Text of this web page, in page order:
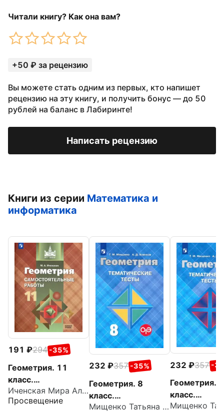
Читали книгу? Как она вам?
+50 ₽ за рецензию
Вы можете стать одним из первых, кто напишет
рецензию на эту книгу, и получить бонус — до 50
рублей на баланс в Лабиринте!
Написать рецензию
Книги из серии Математика и
информатика
191 294 -35%
Геометрия. 11
класс.
Самостоятельные
работы. Базовый
Иченская Мира Александровна
Просвещение
232 357 -35%
Геометрия. 8
класс.
Тематические
Мищенко Татьяна Михайловна
232 357 -
Геометрия. 7
класс.